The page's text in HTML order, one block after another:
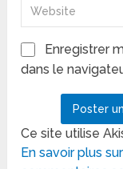
Enregistrer
dans le
Ce site utilise
En savoir plus